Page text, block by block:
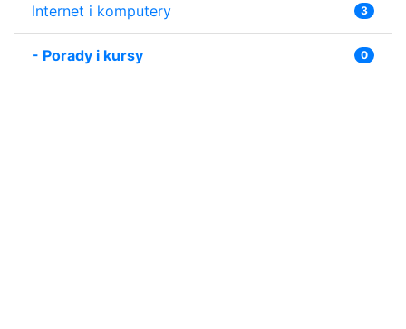
Internet i komputery 3
- Porady i kursy 0